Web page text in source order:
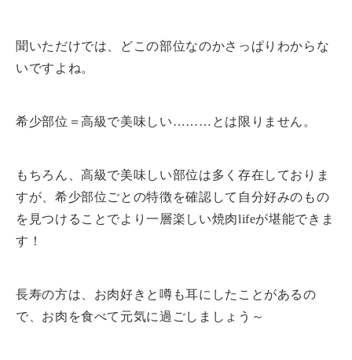
聞いただけでは、どこの部位なのかさっぱりわからな
いですよね。
希少部位＝高級で美味しい………とは限りません。
もちろん、高級で美味しい部位は多く存在しておりま
すが、希少部位ごとの特徴を確認して自分好みのもの
を見つけることでより一層楽しい焼肉lifeが堪能できま
す！
長寿の方は、お肉好きと噂も耳にしたことがあるの
で、お肉を食べて元気に過ごしましょう～